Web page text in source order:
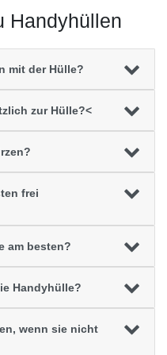
Handyhüllen
mit der Hülle?
zur Hülle?<
frei
am besten?
Handyhülle?
wenn sie nicht